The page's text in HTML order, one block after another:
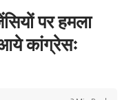
पर हमला
कांग्रेसः